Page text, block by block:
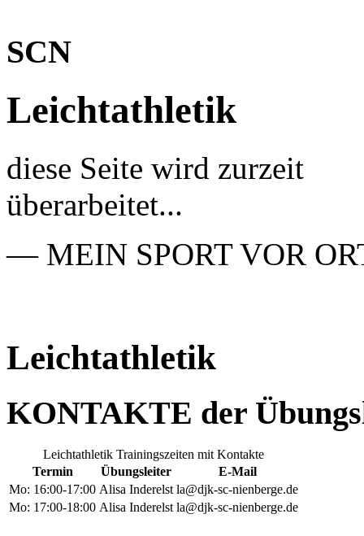
SCN
Leichtathletik
diese Seite wird zurzeit
überarbeitet...
— MEIN SPORT VOR
Leichtathletik
KONTAKTE der
Leichtathletik Trainingszeiten mit Kontakte
Termin
Übungsleiter
E-Mail
Mo: 16:00-17:00 Alisa Inderelst la@djk-sc-nienberge.de
Mo: 17:00-18:00 Alisa Inderelst la@djk-sc-nienberge.de